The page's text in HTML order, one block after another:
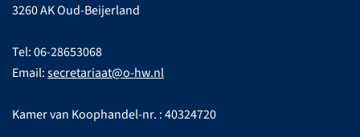
3260 AK Oud-Beijerland
Tel: 06-28653068
Email:secretariaat@o-hw.nl
Kamer van Koophandel-nr. : 40324720